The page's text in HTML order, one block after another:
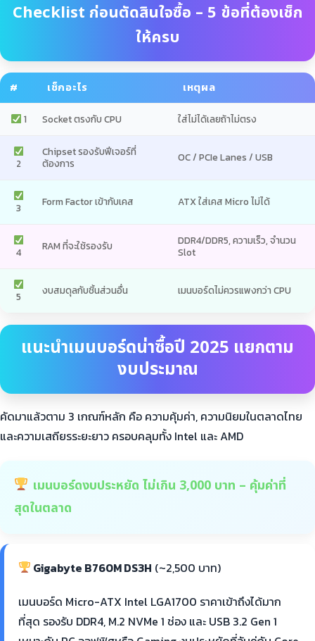
Checklist ก่อนตัดสินใจซื้อ – 5 ข้อที่ต้องเช็ก
ให้ครบ
# เช็กอะไร เหตุผล
1 Socket ตรงกับ CPU ใส่ไม่ได้เลยถ้าไม่ตรง
2
Chipset รองรับฟีเจอร์ที่
ต้องการ
OC / PCIe Lanes / USB
3 Form Factor เข้ากับเคส ATX ใส่เคส Micro ไม่ได้
4 RAM ที่จะใช้รองรับ
DDR4/DDR5, ความเร็ว, จำนวน
Slot
5 งบสมดุลกับชิ้นส่วนอื่น เมนบอร์ดไม่ควรแพงกว่า CPU
แนะนำเมนบอร์ดน่าซื้อปี 2025 แยกตาม
งบประมาณ
คัดมาแล้วตาม 3 เกณฑ์หลัก คือ ความคุ้มค่า, ความนิยมในตลาดไทย
และความเสถียรระยะยาว ครอบคลุมทั้ง Intel และ AMD
เมนบอร์ดงบประหยัด ไม่เกิน 3,000 บาท – คุ้มค่าที่
สุดในตลาด
Gigabyte B760M DS3H (~2,500 บาท)
เมนบอร์ด Micro-ATX Intel LGA1700 ราคาเข้าถึงได้มาก
ที่สุด รองรับ DDR4, M.2 NVMe 1 ช่อง และ USB 3.2 Gen 1